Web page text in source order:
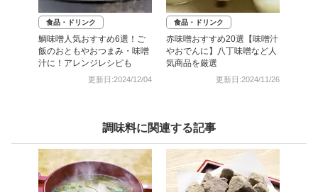
食品・ドリンク
鯛味噌人気おすすめ6選！ご
飯のおともやおつまみ・味噌
汁に！アレンジレシピも
更新日:2024/12/04
食品・ドリンク
赤味噌おすすめ20選【味噌汁
やおでんに】八丁味噌など人
気商品を厳選
更新日:2024/11/26
調味料に関連する記事